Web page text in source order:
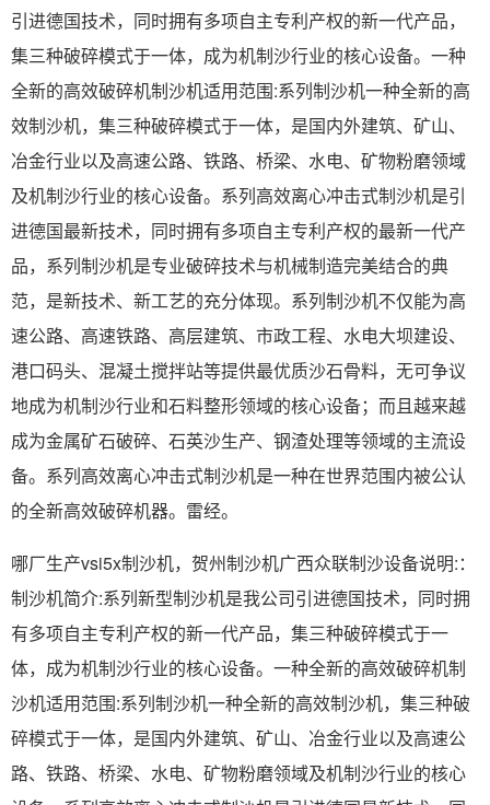
引进德国技术，同时拥有多项自主专利产权的新一代产品，
集三种破碎模式于一体，成为机制沙行业的核心设备。一种
全新的高效破碎机制沙机适用范围:系列制沙机一种全新的高
效制沙机，集三种破碎模式于一体，是国内外建筑、矿山、
冶金行业以及高速公路、铁路、桥梁、水电、矿物粉磨领域
及机制沙行业的核心设备。系列高效离心冲击式制沙机是引
进德国最新技术，同时拥有多项自主专利产权的最新一代产
品，系列制沙机是专业破碎技术与机械制造完美结合的典
范，是新技术、新工艺的充分体现。系列制沙机不仅能为高
速公路、高速铁路、高层建筑、市政工程、水电大坝建设、
港口码头、混凝土搅拌站等提供最优质沙石骨料，无可争议
地成为机制沙行业和石料整形领域的核心设备；而且越来越
成为金属矿石破碎、石英沙生产、钢渣处理等领域的主流设
备。系列高效离心冲击式制沙机是一种在世界范围内被公认
的全新高效破碎机器。雷经。
哪厂生产vsi5x制沙机，贺州制沙机广西众联制沙设备说明:：
制沙机简介:系列新型制沙机是我公司引进德国技术，同时拥
有多项自主专利产权的新一代产品，集三种破碎模式于一
体，成为机制沙行业的核心设备。一种全新的高效破碎机制
沙机适用范围:系列制沙机一种全新的高效制沙机，集三种破
碎模式于一体，是国内外建筑、矿山、冶金行业以及高速公
路、铁路、桥梁、水电、矿物粉磨领域及机制沙行业的核心